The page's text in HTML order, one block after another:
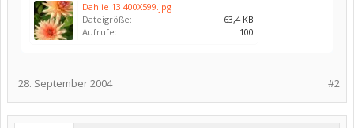
Dahlie 13 400X599.jpg
Dateigröße:
63,4 KB
Aufrufe:
100
#2
28. September 2004